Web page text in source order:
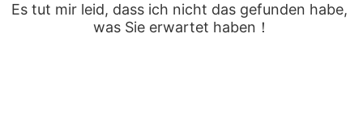
Es tut mir leid, dass ich nicht das gefunden habe,
was Sie erwartet haben！